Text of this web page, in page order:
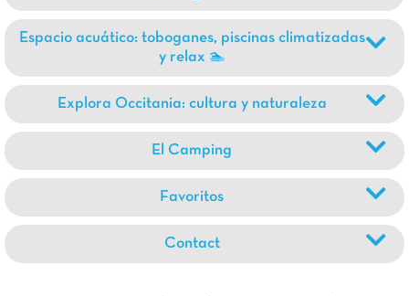
Espacio acuático: toboganes, piscinas climatizadas
y relax 🏊
Explora Occitania: cultura y naturaleza
El Camping
Favoritos
Contact